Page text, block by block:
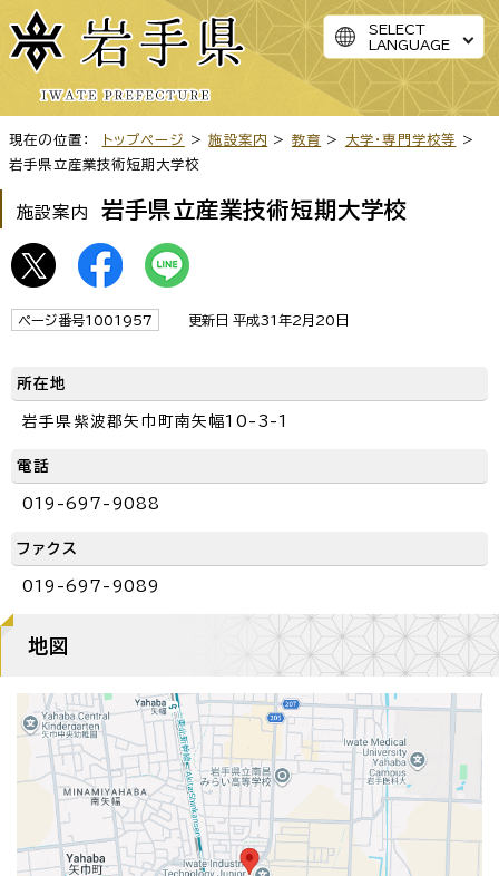
SELECT
LANGUAGE
現在の位置： トップページ >施設案内 > 教育 > 大学・専門学校等
>
岩手県立産業技術短期大学校
施設案内 岩手県立産業技術短期大学校
ページ番号1001957 更新日 平成31年2月20日
所在地
岩手県紫波郡矢巾町南矢幅10-3-1
電話
019-697-9088
ファクス
019-697-9089
地図